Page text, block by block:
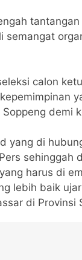
semangat
calon
demi
yang di
sehinggah
harus di
lebih baik
di Provinsi